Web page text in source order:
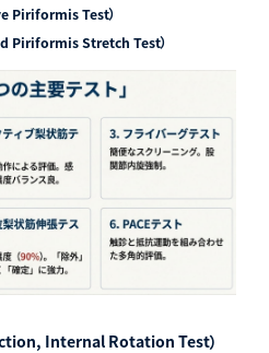
Piriformis Test）
Piriformis Stretch Test）
Internal Rotation Test）